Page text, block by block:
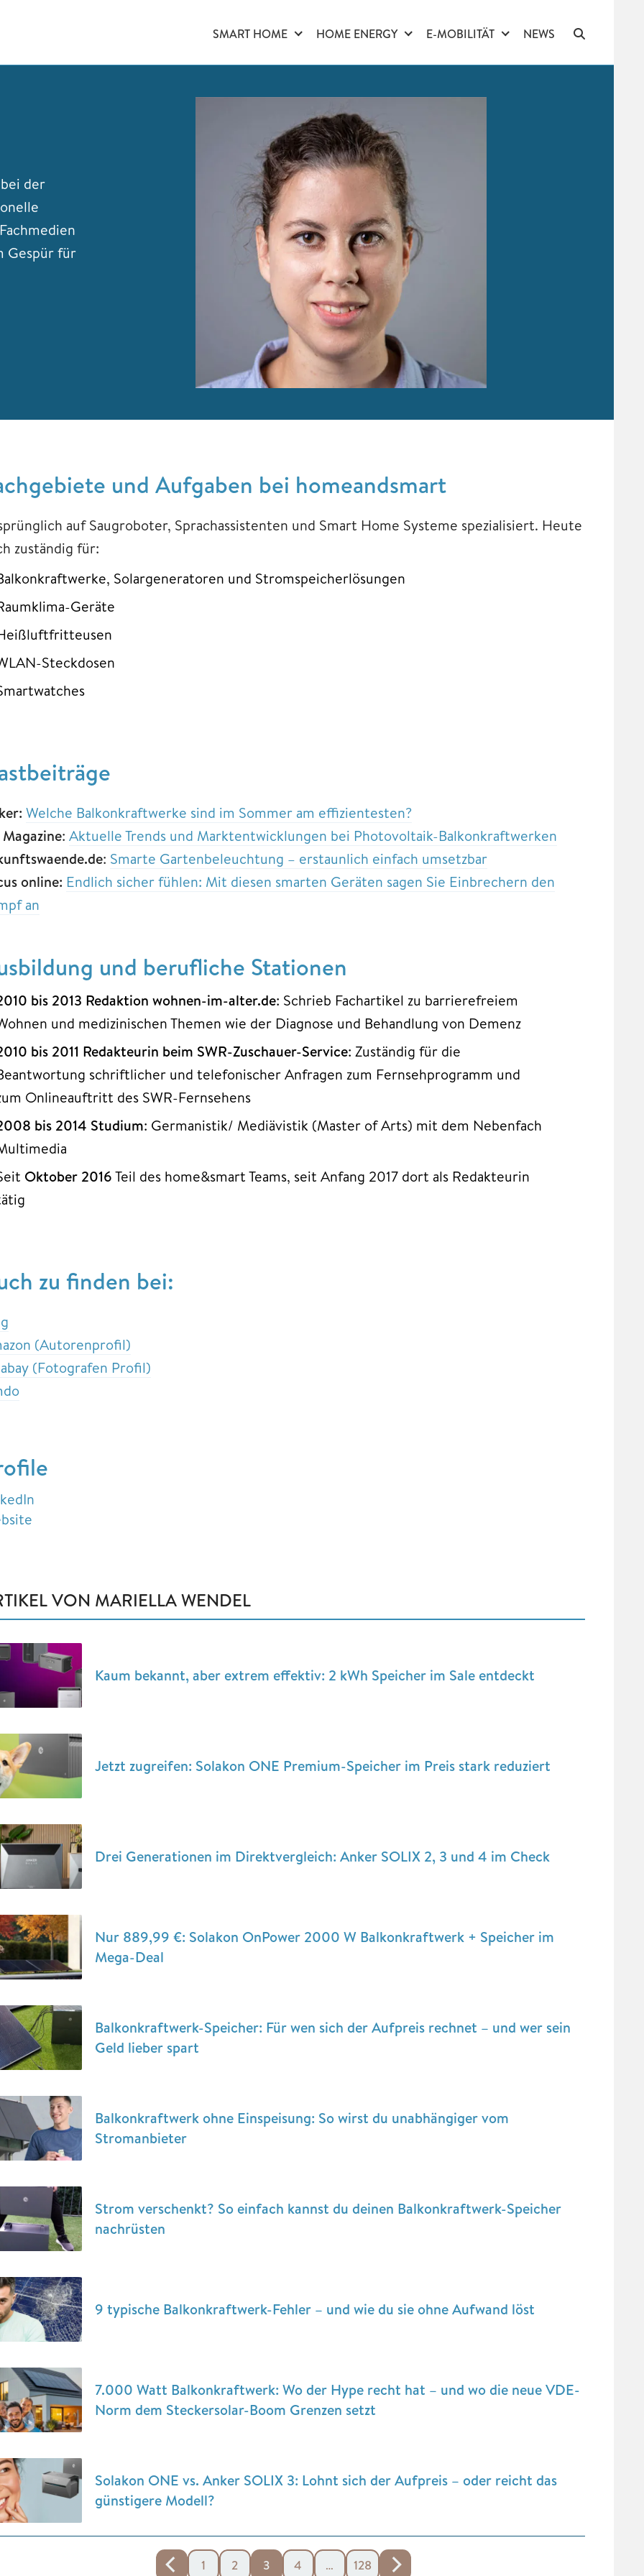
SMART HOME HOME ENERGY E-MOBILITÄT NEWS
der
Gespür für
und Aufgaben bei homeandsmart
auf Saugroboter, Sprachassistenten und Smart Home Systeme spezialisiert. Heute
zuständig für:
Solargeneratoren und Stromspeicherlösungen
Geräte
Steckdosen
Welche Balkonkraftwerke sind im Sommer am effizientesten?
: Aktuelle Trends und Marktentwicklungen bei Photovoltaik-Balkonkraftwerken
: Smarte Gartenbeleuchtung – erstaunlich einfach umsetzbar
online: Endlich sicher fühlen: Mit diesen smarten Geräten sagen Sie Einbrechern den
an
und berufliche Stationen
bis 2013 Redaktion wohnen-im-alter.de: Schrieb Fachartikel zu barrierefreiem
und medizinischen Themen wie der Diagnose und Behandlung von Demenz
bis 2011 Redakteurin beim SWR-Zuschauer-Service: Zuständig für die
schriftlicher und telefonischer Anfragen zum Fernsehprogramm und
Onlineauftritt des SWR-Fernsehens
bis 2014 Studium: Germanistik/ Mediävistik (Master of Arts) mit dem Nebenfach
Oktober 2016Teil des home&smart Teams, seit Anfang 2017 dort als Redakteurin
zu finden bei:
(Autorenprofil)
(Fotografen Profil)
VON MARIELLA WENDEL
Kaum bekannt, aber extrem effektiv: 2 kWh Speicher im Sale entdeckt
Jetzt zugreifen: Solakon ONE Premium-Speicher im Preis stark reduziert
Drei Generationen im Direktvergleich: Anker SOLIX 2, 3 und 4 im Check
Nur 889,99 €: Solakon OnPower 2000 W Balkonkraftwerk + Speicher im
Mega-Deal
Balkonkraftwerk-Speicher: Für wen sich der Aufpreis rechnet – und wer sein
Geld lieber spart
Balkonkraftwerk ohne Einspeisung: So wirst du unabhängiger vom
Stromanbieter
Strom verschenkt? So einfach kannst du deinen Balkonkraftwerk-Speicher
nachrüsten
9 typische Balkonkraftwerk-Fehler – und wie du sie ohne Aufwand löst
7.000 Watt Balkonkraftwerk: Wo der Hype recht hat – und wo die neue VDE-
Norm dem Steckersolar-Boom Grenzen setzt
Solakon ONE vs. Anker SOLIX 3: Lohnt sich der Aufpreis – oder reicht das
günstigere Modell?
1 2 3 4 … 128